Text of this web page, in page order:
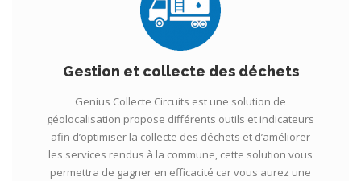
Gestion et collecte des déchets
Genius Collecte Circuits est une solution de
géolocalisation propose différents outils et indicateurs
afin d’optimiser la collecte des déchets et d’améliorer
les services rendus à la commune, cette solution vous
permettra de gagner en efficacité car vous aurez une